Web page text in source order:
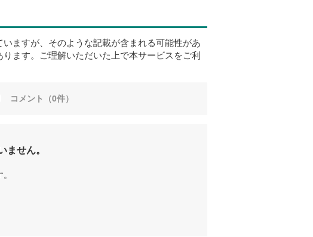
ますが、そのような記載が含まれる可能性があ
ます。ご理解いただいた上で本サービスをご利
コメント（0件）
せん。